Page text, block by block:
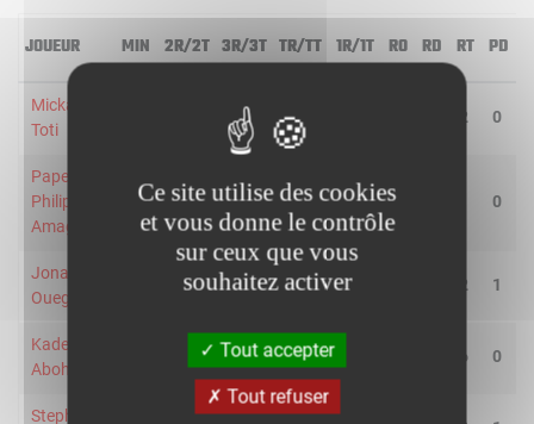
JOUEUR MIN 2R/2T 3R/3T TR/TT 1R/1T RO RD RT PD
Mickael
Toti
0/2 9.1 2 0
Pape-
Philippe
Amagou
22 1/6 0/1 14.3 1/2 0 0
Jonathan
Ouegnin
0/1 1/2 33.3 0/0 2 1
Kader
Aboh
0/0 20.0 6 0
Stephane
Ce site utilise des cookies
et vous donne le contrôle
sur ceux que vous
souhaitez activer
Tout accepter
Tout refuser